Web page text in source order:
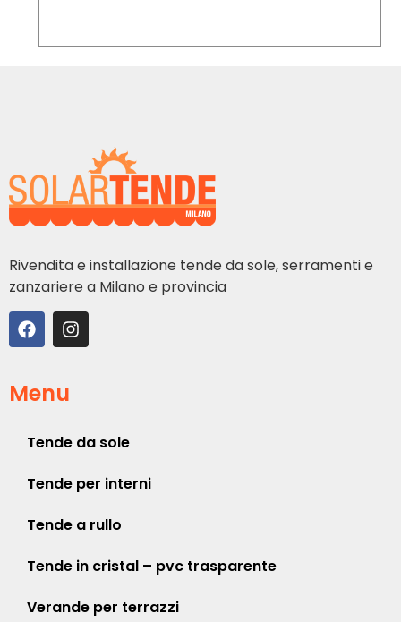
Rivendita e installazione tende da sole, serramenti e
zanzariere a Milano e provincia
Menu
Tende da sole
Tende per interni
Tende a rullo
Tende in cristal – pvc trasparente
Verande per terrazzi